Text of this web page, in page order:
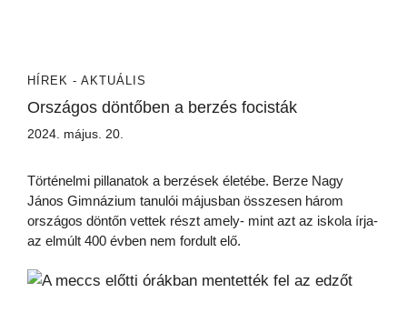
HÍREK - AKTUÁLIS
Országos döntőben a berzés focisták
2024. május. 20.
Történelmi pillanatok a berzések életébe. Berze Nagy
János Gimnázium tanulói májusban összesen három
országos döntőn vettek részt amely- mint azt az iskola írja-
az elmúlt 400 évben nem fordult elő.